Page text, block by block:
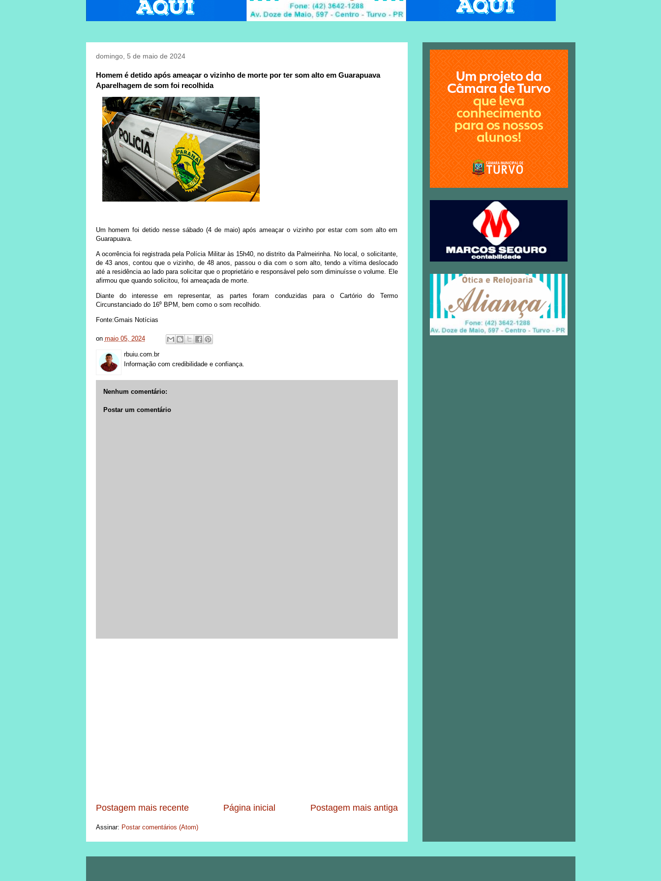
domingo, 5 de maio de 2024
Homem é detido após ameaçar o vizinho de morte por ter som alto em Guarapuava
Aparelhagem de som foi recolhida
Um homem foi detido nesse sábado (4 de maio) após ameaçar o vizinho por estar com som alto em
Guarapuava.
A ocorrência foi registrada pela Polícia Militar às 15h40, no distrito da Palmeirinha. No local, o solicitante,
de 43 anos, contou que o vizinho, de 48 anos, passou o dia com o som alto, tendo a vítima deslocado
até a residência ao lado para solicitar que o proprietário e responsável pelo som diminuísse o volume. Ele
afirmou que quando solicitou, foi ameaçada de morte.
Diante do interesse em representar, as partes foram conduzidas para o Cartório do Termo
Circunstanciado do 16⁰ BPM, bem como o som recolhido.
Fonte:Gmais Notícias
on maio 05, 2024
rbuiu.com.br
Informação com credibilidade e confiança.
Nenhum comentário:
Postar um comentário
Postagem mais recente Postagem mais antiga
Página inicial
Assinar: Postar comentários (Atom)